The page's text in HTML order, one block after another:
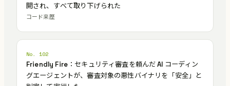
開され、すべて取り下げられた
コード来歴
No. 102
Friendly Fire：セキュリティ審査を頼んだ AI コーディン
グエージェントが、審査対象の悪性バイナリを「安全」と